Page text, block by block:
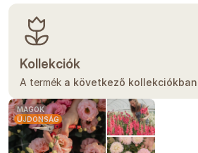
Kollekciók
A termék a következő
MAGOK
ÚJDONSÁG